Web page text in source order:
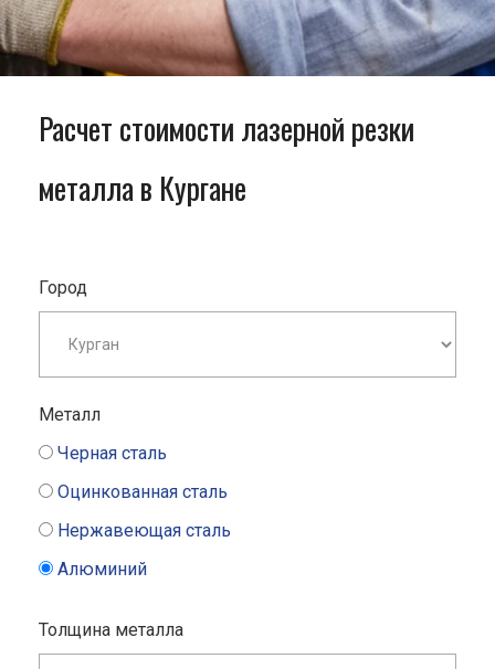
Расчет стоимости лазерной резки
металла в Кургане
Город
Металл
Черная сталь
Оцинкованная сталь
Нержавеющая сталь
Алюминий
Толщина металла